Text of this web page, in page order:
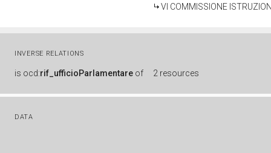
VI COMMISSIONE
INVERSE RELATIONS
is ocd:rif_ufficioParlamentare of 2 resources
DATA